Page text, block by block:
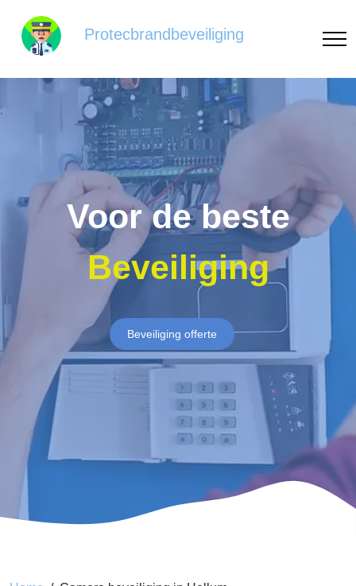
Protecbrandbeveiliging
Voor de beste
Beveiliging
Beveiliging offerte